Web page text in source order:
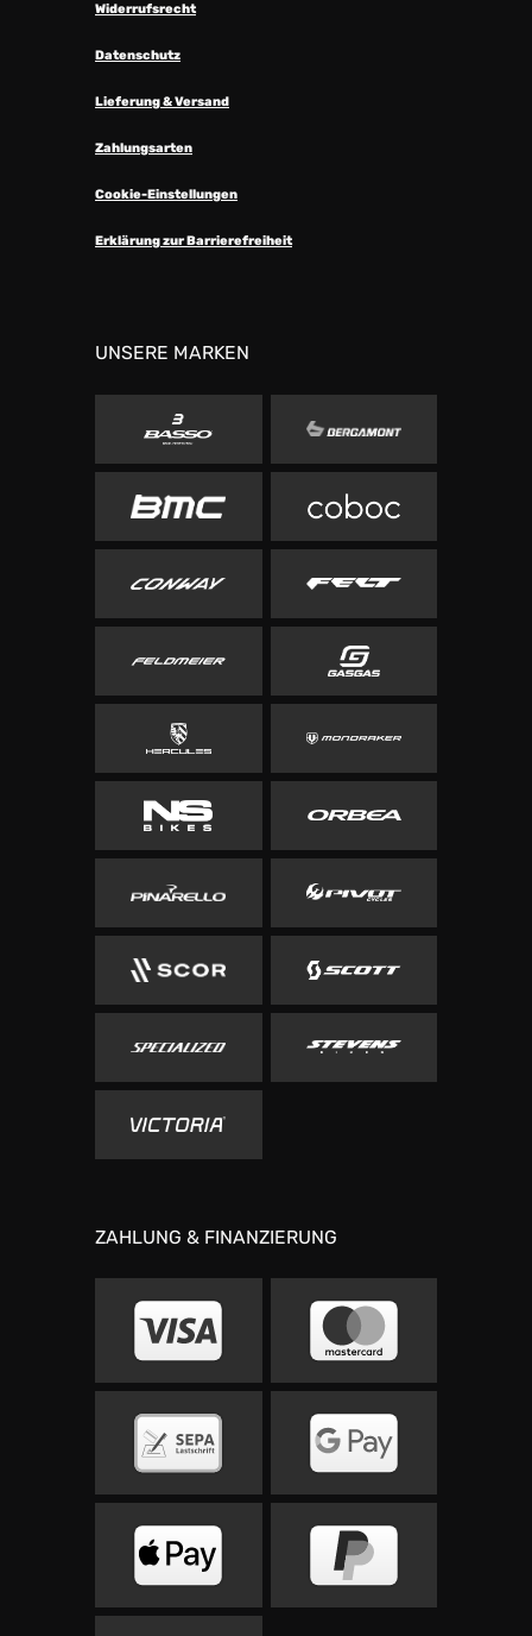
Widerrufsrecht
Datenschutz
Lieferung & Versand
Zahlungsarten
Cookie-Einstellungen
Erklärung zur Barrierefreiheit
UNSERE MARKEN
ZAHLUNG & FINANZIERUNG